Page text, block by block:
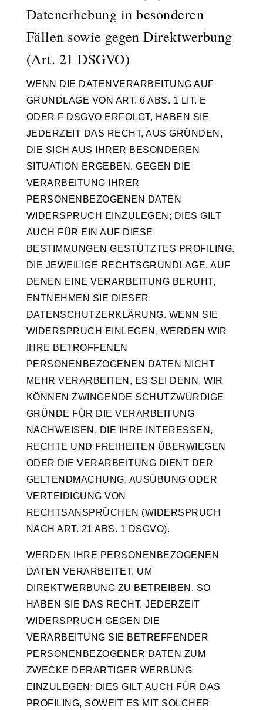
Datenerhebung in besonderen
Fällen sowie gegen Direktwerbung
(Art. 21 DSGVO)
WENN DIE DATENVERARBEITUNG AUF
GRUNDLAGE VON ART. 6 ABS. 1 LIT. E
ODER F DSGVO ERFOLGT, HABEN SIE
JEDERZEIT DAS RECHT, AUS GRÜNDEN,
DIE SICH AUS IHRER BESONDEREN
SITUATION ERGEBEN, GEGEN DIE
VERARBEITUNG IHRER
PERSONENBEZOGENEN DATEN
WIDERSPRUCH EINZULEGEN; DIES GILT
AUCH FÜR EIN AUF DIESE
BESTIMMUNGEN GESTÜTZTES PROFILING.
DIE JEWEILIGE RECHTSGRUNDLAGE, AUF
DENEN EINE VERARBEITUNG BERUHT,
ENTNEHMEN SIE DIESER
DATENSCHUTZERKLÄRUNG. WENN SIE
WIDERSPRUCH EINLEGEN, WERDEN WIR
IHRE BETROFFENEN
PERSONENBEZOGENEN DATEN NICHT
MEHR VERARBEITEN, ES SEI DENN, WIR
KÖNNEN ZWINGENDE SCHUTZWÜRDIGE
GRÜNDE FÜR DIE VERARBEITUNG
NACHWEISEN, DIE IHRE INTERESSEN,
RECHTE UND FREIHEITEN ÜBERWIEGEN
ODER DIE VERARBEITUNG DIENT DER
GELTENDMACHUNG, AUSÜBUNG ODER
VERTEIDIGUNG VON
RECHTSANSPRÜCHEN (WIDERSPRUCH
NACH ART. 21 ABS. 1 DSGVO).
WERDEN IHRE PERSONENBEZOGENEN
DATEN VERARBEITET, UM
DIREKTWERBUNG ZU BETREIBEN, SO
HABEN SIE DAS RECHT, JEDERZEIT
WIDERSPRUCH GEGEN DIE
VERARBEITUNG SIE BETREFFENDER
PERSONENBEZOGENER DATEN ZUM
ZWECKE DERARTIGER WERBUNG
EINZULEGEN; DIES GILT AUCH FÜR DAS
PROFILING, SOWEIT ES MIT SOLCHER